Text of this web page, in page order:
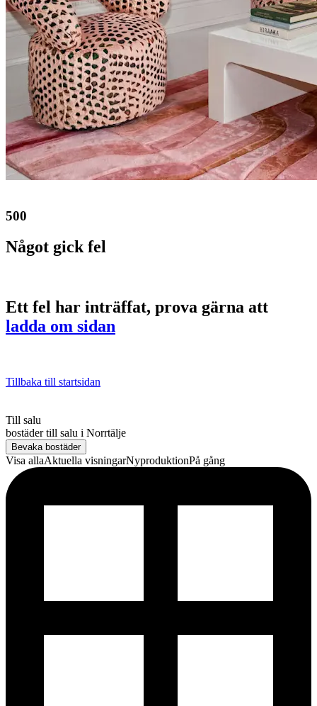
500
Något gick fel
Ett fel har inträffat, prova gärna att
ladda om sidan
Tillbaka till startsidan
Till salu
bostäder till salu i Norrtälje
Bevaka bostäder
Visa allaAktuella visningarNyproduktionPå gång